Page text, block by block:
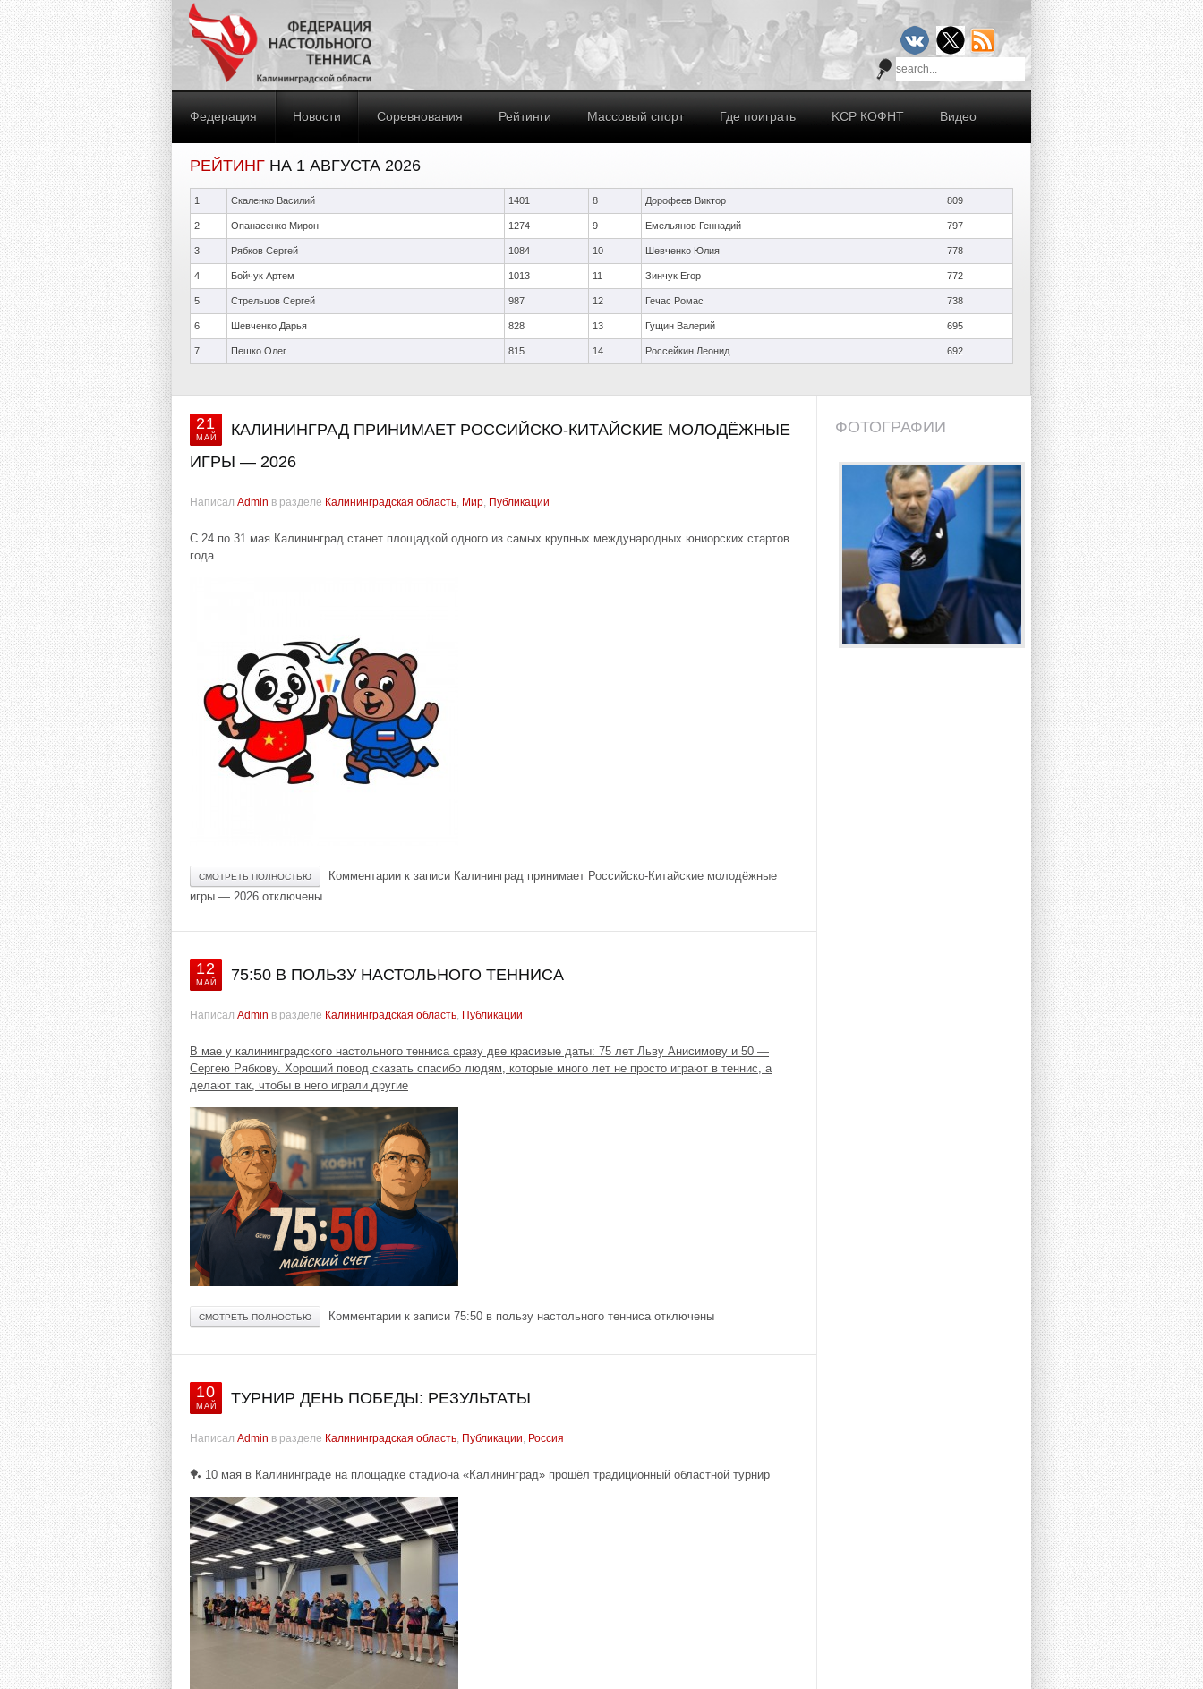
Федерация Новости Соревнования Рейтинги Массовый спорт Где поиграть KCР КОФНТ Видео
РЕЙТИНГ НА 1 АВГУСТА 2026
1 Скаленко Василий 1401 8 Дорофеев Виктор 809
2 Опанасенко Мирон 1274 9 Емельянов Геннадий 797
3 Рябков Сергей 1084 10 Шевченко Юлия 778
4 Бойчук Артем 1013 11 Зинчук Егор 772
5 Стрельцов Сергей 987 12 Гечас Ромас 738
6 Шевченко Дарья 828 13 Гущин Валерий 695
7 Пешко Олег 815 14 Россейкин Леонид 692
21
МАЙ
КАЛИНИНГРАД ПРИНИМАЕТ РОССИЙСКО-КИТАЙСКИЕ МОЛОДЁЖНЫЕ
ИГРЫ — 2026
Написал Admin в разделе Калининградская область, Мир, Публикации
С 24 по 31 мая Калининград станет площадкой одного из самых крупных международных юниорских стартов
года
СМОТРЕТЬ ПОЛНОСТЬЮ Комментарии к записи Калининград принимает Российско-Китайские молодёжные
игры — 2026 отключены
12
МАЙ 75:50 В ПОЛЬЗУ НАСТОЛЬНОГО ТЕННИСА
Написал Admin в разделе Калининградская область, Публикации
В мае у калининградского настольного тенниса сразу две красивые даты: 75 лет Льву Анисимову и 50 —
Сергею Рябкову. Хороший повод сказать спасибо людям, которые много лет не просто играют в теннис, а
делают так, чтобы в него играли другие
СМОТРЕТЬ ПОЛНОСТЬЮ Комментарии к записи 75:50 в пользу настольного теннисаотключены
10
МАЙ ТУРНИР ДЕНЬ ПОБЕДЫ: РЕЗУЛЬТАТЫ
Написал Admin в разделе Калининградская область, Публикации, Россия
🏓 10 мая в Калининграде на площадке стадиона «Калининград» прошёл традиционный областной турнир
ФОТОГРАФИИ